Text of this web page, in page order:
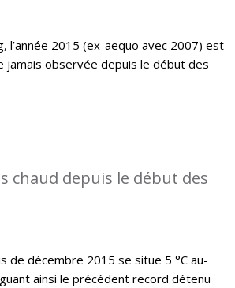
2015 (ex-aequo avec 2007) est
jamais observée depuis le début des
chaud depuis le début des
de décembre 2015 se situe 5 °C au-
ainsi le précédent record détenu